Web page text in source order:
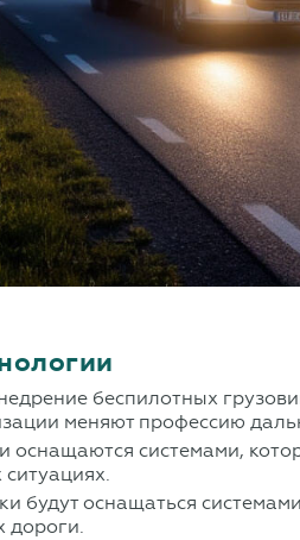
беспилотных
меняют профессию
системами,
оснащаться
дороги.